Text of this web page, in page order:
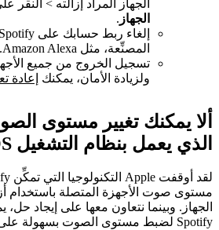
الجهاز المراد إزالته > النقر
الجهاز .
المصنِّعة، مثل Amazon Alexa.
تسجيل الخروج من جميع
ولزيادة الأمان، يمكنك
إعادة
ألا يمكنك تغيير مستوى
الذي يعمل بنظام التشغيل iOS؟
مستوى صوت الأجهزة المتصلة
الجهاز. وبينما نتعاون معها على إيجاد
Spotify لضبط مستوى الصوت بسهولة على جهازك المتصل.